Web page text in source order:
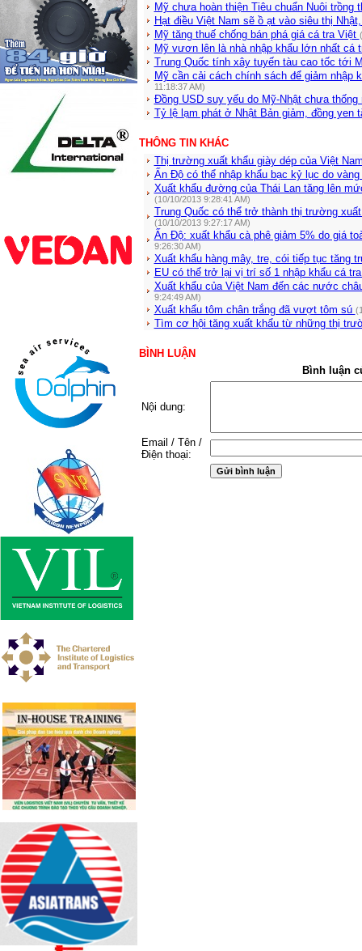
Mỹ chưa hoàn thiện Tiêu chuẩn Nuôi trồng
Hạt điều Việt Nam sẽ ồ ạt vào siêu thị
Mỹ tăng thuế chống bán phá giá cá tra Việt
Mỹ vươn lên là nhà nhập khẩu lớn nhất cá
Trung Quốc tính xây tuyến tàu cao tốc tới
Mỹ cần cải cách chính sách để giảm nhập
11:18:37 AM)
Đồng USD suy yếu do Mỹ-Nhật chưa
Tỷ lệ lạm phát ở Nhật Bản giảm, đồng yen
THÔNG TIN KHÁC
Thị trường xuất khẩu giày dép của Việt
Ấn Độ có thể nhập khẩu bạc kỷ lục do vàng
Xuất khẩu đường của Thái Lan tăng lên
(10/10/2013 9:28:41 AM)
Trung Quốc có thể trở thành thị trường
(10/10/2013 9:27:17 AM)
Ấn Độ: xuất khẩu cà phê giảm 5% do giá
9:26:30 AM)
Xuất khẩu hàng mây, tre, cói tiếp tục tăng
EU có thể trở lại vị trí số 1 nhập khẩu cá
Xuất khẩu của Việt Nam đến các nước
9:24:49 AM)
Xuất khẩu tôm chân trắng đã vượt tôm sú
Tìm cơ hội tăng xuất khẩu từ những thị
BÌNH LUẬN
Bình luận
Nội dung:
Email / Tên /
Điện thoại: